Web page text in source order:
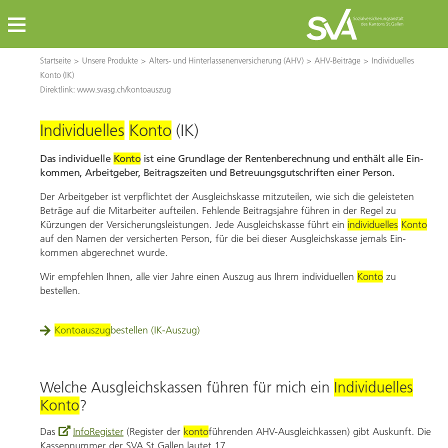
Startseite Unsere Produkte Alters- und Hinterlassenenversicherung (AHV) AHV-Beiträge
Individuelles
Konto (IK)
Direktlink: www.svasg.ch/kontoauszug
Individuelles Konto (IK)
Das individuelle Kontoist eine Grund­lage der Renten­berechnung und enthält alle Ein­
kommen, Arbeit­geber, Beitrags­zeiten und Betreuungs­gut­schriften einer Person.
Der Arbeitgeber ist verpflichtet der Aus­gleichs­kasse mitzuteilen, wie sich die geleisteten
Beträge auf die Mitarbeiter aufteilen. Fehlende Beitrags­jahre führen in der Regel zu
Kürzungen der Versicherungs­leistungen. Jede Aus­gleichs­kasse führt ein individuelles Konto
auf den Namen der ver­sicherten Person, für die bei dieser Aus­gleichs­kasse jemals Ein­
kommen abgerechnet wurde.
Wir empfehlen Ihnen, alle vier Jahre einen Auszug aus Ihrem individuellen Konto zu
bestellen.
Kontoauszugbestellen (IK-Auszug)
Welche Ausgleichs­kassen führen für mich ein Individuelles
Konto?
Das InfoRegister (Register der konto­führenden AHV-Aus­gleich­kassen) gibt Auskunft. Die
Kassennummer der SVA St.Gallen lautet 17.